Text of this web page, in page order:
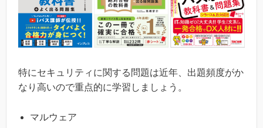
特にセキュリティに関する問題は近年、出題頻度がか
なり高いので重点的に学習しましょう。
マルウェア